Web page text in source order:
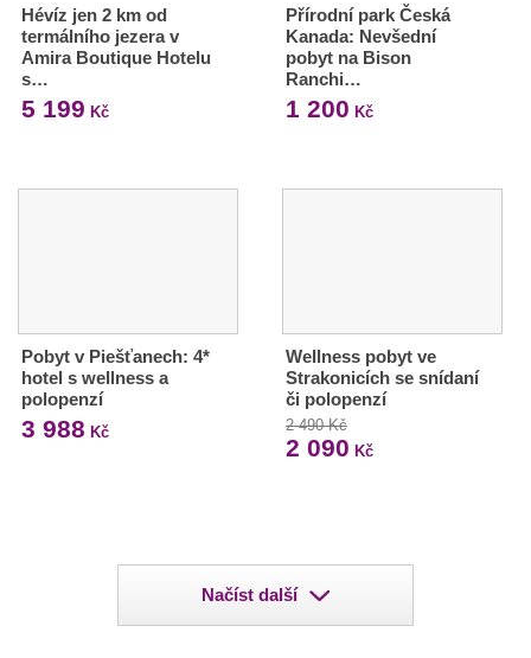
Hévíz jen 2 km od
termálního jezera v
Amira Boutique Hotelu
s…
5 199 Kč
Přírodní park Česká
Kanada: Nevšední
pobyt na Bison
Ranchi…
1 200 Kč
Pobyt v Piešťanech: 4*
hotel s wellness a
polopenzí
3 988 Kč
Wellness pobyt ve
Strakonicích se snídaní
či polopenzí
2 490 Kč
2 090 Kč
Načíst další